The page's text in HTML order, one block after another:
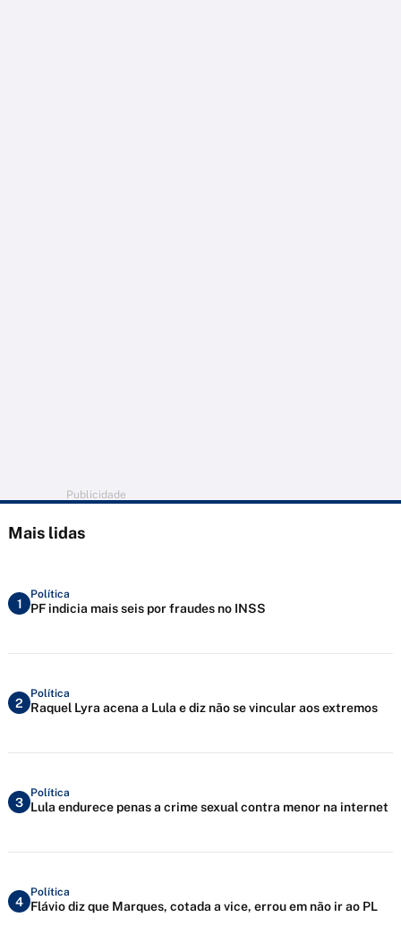
Publicidade
Mais lidas
1
Política
PF indicia mais seis por fraudes no INSS
2
Política
Raquel Lyra acena a Lula e diz não se vincular aos extremos
3
Política
Lula endurece penas a crime sexual contra menor na internet
4
Política
Flávio diz que Marques, cotada a vice, errou em não ir ao PL